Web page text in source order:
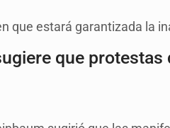
que estará garantizada la
que